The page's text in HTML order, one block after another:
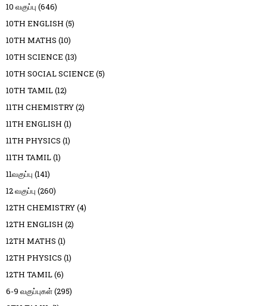
10 வகுப்பு (646)
10TH ENGLISH (5)
10TH MATHS (10)
10TH SCIENCE (13)
10TH SOCIAL SCIENCE (5)
10TH TAMIL(12)
11TH CHEMISTRY(2)
11TH ENGLISH (1)
11TH PHYSICS (1)
11TH TAMIL(1)
11வகுப்பு (141)
12 வகுப்பு (260)
12TH CHEMISTRY(4)
12TH ENGLISH (2)
12TH MATHS (1)
12TH PHYSICS (1)
12TH TAMIL(6)
6-9 வகுப்புகள்(295)